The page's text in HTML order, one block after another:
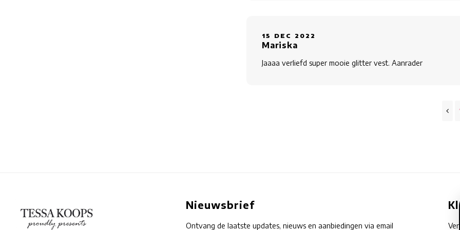
15 DEC 2022
Mariska
Jaaaa verliefd super mooie glitter vest. Aanrader
Nieuwsbrief
Ontvang de laatste updates, nieuws en aanbiedingen via email